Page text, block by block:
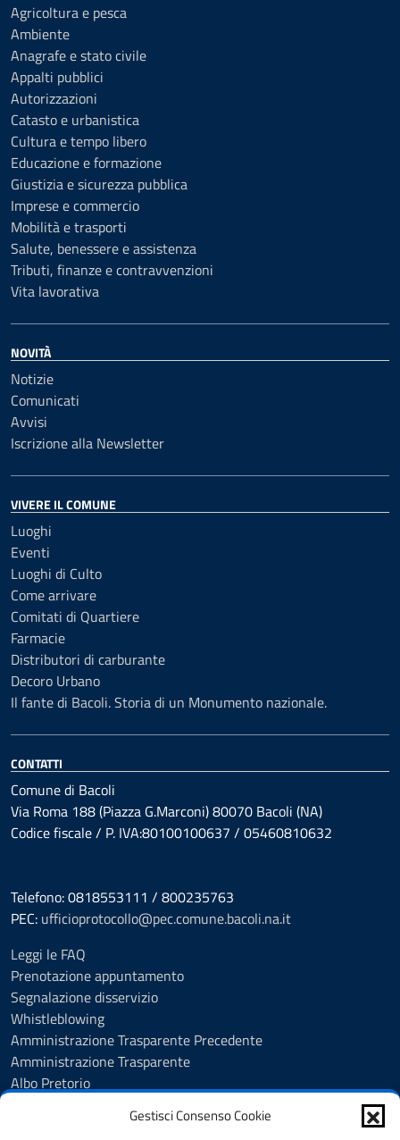
Gestisci Consenso Cookie
Agricoltura e pesca
Ambiente
Anagrafe e stato civile
Appalti pubblici
Autorizzazioni
Catasto e urbanistica
Cultura e tempo libero
Educazione e formazione
Giustizia e sicurezza pubblica
Imprese e commercio
Mobilità e trasporti
Salute, benessere e assistenza
Tributi, finanze e contravvenzioni
Vita lavorativa
NOVITÀ
Notizie
Comunicati
Avvisi
Iscrizione alla Newsletter
VIVERE IL COMUNE
Luoghi
Eventi
Luoghi di Culto
Come arrivare
Comitati di Quartiere
Farmacie
Distributori di carburante
Decoro Urbano
Il fante di Bacoli. Storia di un Monumento nazionale.
CONTATTI
Comune di Bacoli
Via Roma 188 (Piazza G.Marconi) 80070 Bacoli (NA)
Codice fiscale / P. IVA:80100100637 / 05460810632
Telefono: 0818553111 / 800235763
PEC: ufficioprotocollo@pec.comune.bacoli.na.it
Leggi le FAQ
Prenotazione appuntamento
Segnalazione disservizio
Whistleblowing
Amministrazione Trasparente Precedente
Amministrazione Trasparente
Albo Pretorio